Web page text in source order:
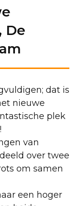
De
dat is
nieuwe
plek
van
over twee
om samen
een hoger